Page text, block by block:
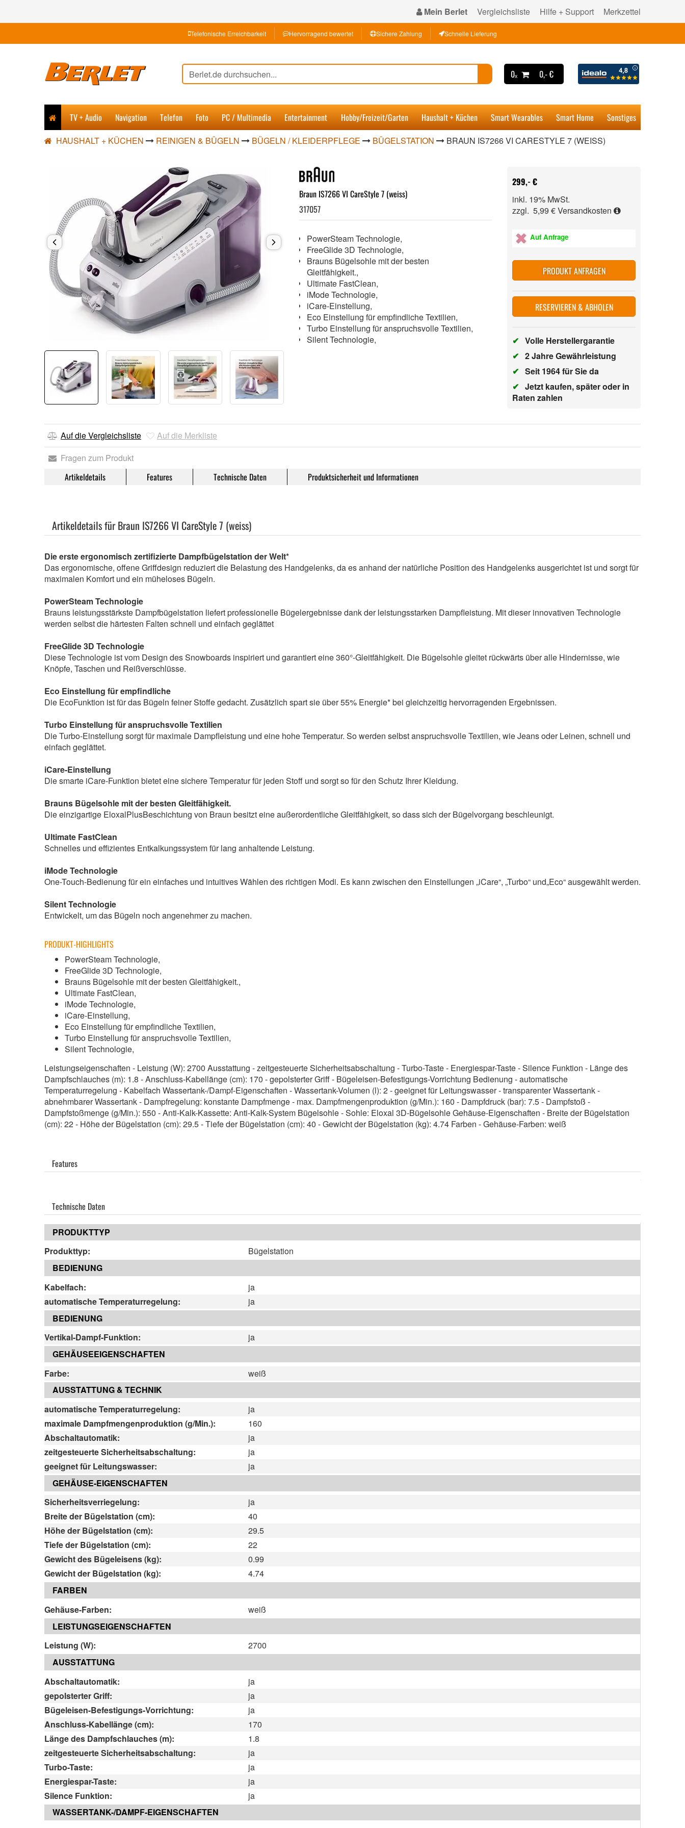
Mein Berlet Vergleichsliste Hilfe + Support Merkzettel
Telefonische Erreichbarkeit Hervorragend bewertet Sichere Zahlung Schnelle Lieferung
0ₓ 0,- €
TV + Audio Navigation Telefon Foto PC / Multimedia Entertainment Hobby/Freizeit/Garten Haushalt + Küchen Smart Wearables Smart Home Sonstiges
HAUSHALT + KÜCHEN REINIGEN & BÜGELN BÜGELN / KLEIDERPFLEGE BÜGELSTATION BRAUN IS7266 VI CARESTYLE 7 (WEISS)
Braun IS7266 VI CareStyle 7 (weiss)
317057
PowerSteam Technologie,
FreeGlide 3D Technologie,
Brauns Bügelsohle mit der besten
Gleitfähigkeit.,
Ultimate FastClean,
iMode Technologie,
iCare-Einstellung,
Eco Einstellung für empfindliche Textilien,
Turbo Einstellung für anspruchsvolle Textilien,
Silent Technologie,
299,- €
inkl. 19% MwSt.
zzgl. 5,99 €Versandkosten
Auf Anfrage
PRODUKT ANFRAGEN
RESERVIEREN & ABHOLEN
✔ Volle Herstellergarantie
✔ 2 Jahre Gewährleistung
✔ Seit 1964 für Sie da
✔ Jetzt kaufen, später oder in
Raten zahlen
Auf die Vergleichsliste
Auf die Merkliste
Fragen zum Produkt
Artikeldetails Features Technische Daten Produktsicherheit und Informationen
Artikeldetails für Braun IS7266 VI CareStyle 7 (weiss)
Die erste ergonomisch zertifizierte Dampfbügelstation der Welt*
Das ergonomische, offene Griffdesign reduziert die Belastung des Handgelenks, da es anhand der natürliche Position des Handgelenks ausgerichtet ist und sorgt für
maximalen Komfort und ein müheloses Bügeln.
PowerSteam Technologie
Brauns leistungsstärkste Dampfbügelstation liefert professionelle Bügelergebnisse dank der leistungsstarken Dampfleistung. Mit dieser innovativen Technologie
werden selbst die härtesten Falten schnell und einfach geglättet
FreeGlide 3D Technologie
Diese Technologie ist vom Design des Snowboards inspiriert und garantiert eine 360°-Gleitfähigkeit. Die Bügelsohle gleitet rückwärts über alle Hindernisse, wie
Knöpfe, Taschen und Reißverschlüsse.
Eco Einstellung für empfindliche
Die EcoFunktion ist für das Bügeln feiner Stoffe gedacht. Zusätzlich spart sie über 55% Energie* bei gleichzeitig hervorragenden Ergebnissen.
Turbo Einstellung für anspruchsvolle Textilien
Die Turbo-Einstellung sorgt für maximale Dampfleistung und eine hohe Temperatur. So werden selbst anspruchsvolle Textilien, wie Jeans oder Leinen, schnell und
einfach geglättet.
iCare-Einstellung
Die smarte iCare-Funktion bietet eine sichere Temperatur für jeden Stoff und sorgt so für den Schutz Ihrer Kleidung.
Brauns Bügelsohle mit der besten Gleitfähigkeit.
Die einzigartige EloxalPlusBeschichtung von Braun besitzt eine außerordentliche Gleitfähigkeit, so dass sich der Bügelvorgang beschleunigt.
Ultimate FastClean
Schnelles und effizientes Entkalkungssystem für lang anhaltende Leistung.
iMode Technologie
One-Touch-Bedienung für ein einfaches und intuitives Wählen des richtigen Modi. Es kann zwischen den Einstellungen „iCare“, „Turbo“ und„Eco“ ausgewählt werden.
Silent Technologie
Entwickelt, um das Bügeln noch angenehmer zu machen.
PRODUKT-HIGHLIGHTS
PowerSteam Technologie,
FreeGlide 3D Technologie,
Brauns Bügelsohle mit der besten Gleitfähigkeit.,
Ultimate FastClean,
iMode Technologie,
iCare-Einstellung,
Eco Einstellung für empfindliche Textilien,
Turbo Einstellung für anspruchsvolle Textilien,
Silent Technologie,
Leistungseigenschaften - Leistung (W): 2700 Ausstattung - zeitgesteuerte Sicherheitsabschaltung - Turbo-Taste - Energiespar-Taste - Silence Funktion - Länge des
Dampfschlauches (m): 1.8 - Anschluss-Kabellänge (cm): 170 - gepolsterter Griff - Bügeleisen-Befestigungs-Vorrichtung Bedienung - automatische
Temperaturregelung - Kabelfach Wassertank-/Dampf-Eigenschaften - Wassertank-Volumen (l): 2 - geeignet für Leitungswasser - transparenter Wassertank -
abnehmbarer Wassertank - Dampfregelung: konstante Dampfmenge - max. Dampfmengenproduktion (g/Min.): 160 - Dampfdruck (bar): 7.5 - Dampfstoß -
Dampfstoßmenge (g/Min.): 550 - Anti-Kalk-Kassette: Anti-Kalk-System Bügelsohle - Sohle: Eloxal 3D-Bügelsohle Gehäuse-Eigenschaften - Breite der Bügelstation
(cm): 22 - Höhe der Bügelstation (cm): 29.5 - Tiefe der Bügelstation (cm): 40 - Gewicht der Bügelstation (kg): 4.74 Farben - Gehäuse-Farben: weiß
Features
Technische Daten
PRODUKTTYP
Produkttyp:
Bügelstation
BEDIENUNG
Kabelfach:
ja
automatische Temperaturregelung:
ja
BEDIENUNG
Vertikal-Dampf-Funktion:
ja
GEHÄUSEEIGENSCHAFTEN
Farbe:
weiß
AUSSTATTUNG & TECHNIK
automatische Temperaturregelung:
ja
maximale Dampfmengenproduktion (g/Min.):
160
Abschaltautomatik:
ja
zeitgesteuerte Sicherheitsabschaltung:
ja
geeignet für Leitungswasser:
ja
GEHÄUSE-EIGENSCHAFTEN
Sicherheitsverriegelung:
ja
Breite der Bügelstation (cm):
40
Höhe der Bügelstation (cm):
29.5
Tiefe der Bügelstation (cm):
22
Gewicht des Bügeleisens (kg):
0.99
Gewicht der Bügelstation (kg):
4.74
FARBEN
Gehäuse-Farben:
weiß
LEISTUNGSEIGENSCHAFTEN
Leistung (W):
2700
AUSSTATTUNG
Abschaltautomatik:
ja
gepolsterter Griff:
ja
Bügeleisen-Befestigungs-Vorrichtung:
ja
Anschluss-Kabellänge (cm):
170
Länge des Dampfschlauches (m):
1.8
zeitgesteuerte Sicherheitsabschaltung:
ja
Turbo-Taste:
ja
Energiespar-Taste:
ja
Silence Funktion:
ja
WASSERTANK-/DAMPF-EIGENSCHAFTEN